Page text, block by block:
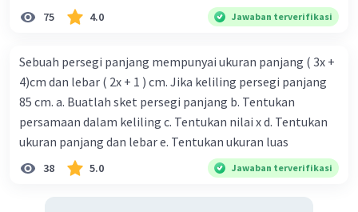
75 4.0 Jawaban terverifikasi
Sebuah persegi panjang mempunyai ukuran panjang ( 3x +
4)cm dan lebar ( 2x + 1 ) cm. Jika keliling persegi panjang
85 cm. a. Buatlah sket persegi panjang b. Tentukan
persamaan dalam keliling c. Tentukan nilai x d. Tentukan
ukuran panjang dan lebar e. Tentukan ukuran luas
38 5.0 Jawaban terverifikasi